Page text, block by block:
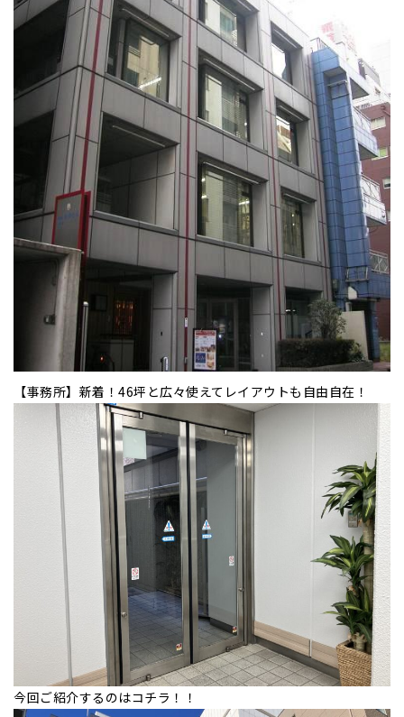
【事務所】新着！46坪と広々使えてレイアウトも自由自在！
今回ご紹介するのはコチラ！！